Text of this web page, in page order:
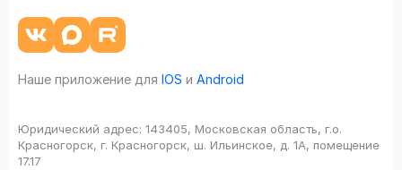
Наше приложение для IOS и Android
Юридический адрес: 143405, Московская область, г.о.
Красногорск, г. Красногорск, ш. Ильинское, д. 1А, помещение
17.17